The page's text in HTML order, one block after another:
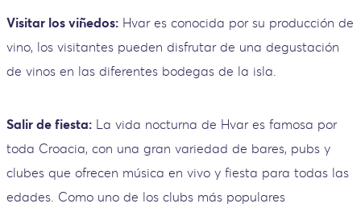
Visitar los viñedos: Hvar es conocida por su producción de
vino, los visitantes pueden disfrutar de una degustación
de vinos en las diferentes bodegas de la isla.
Salir de fiesta: La vida nocturna de Hvar es famosa por
toda Croacia, con una gran variedad de bares, pubs y
clubes que ofrecen música en vivo y fiesta para todas las
edades. Como uno de los clubs más populares